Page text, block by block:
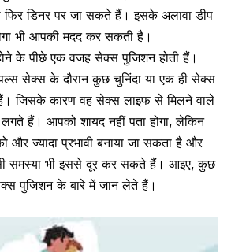
डिनर पर जा सकते हैं। इसके अलावा डीप
भी आपकी मदद कर सकती है।
के पीछे एक वजह सेक्स पुजिशन होती हैं।
सेक्स के दौरान कुछ चुनिंदा या एक ही सेक्स
जिसके कारण वह सेक्स लाइफ से मिलने वाले
हैं। आपको शायद नहीं पता होगा, लेकिन
ज्यादा प्रभावी बनाया जा सकता है और
समस्या भी इससे दूर कर सकते हैं। आइए, कुछ
पुजिशन के बारे में जान लेते हैं।